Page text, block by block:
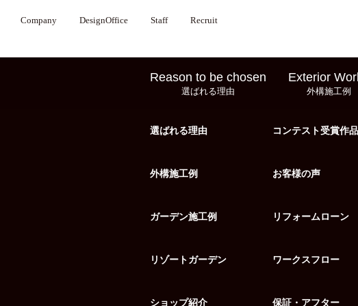
Company DesignOffice Staff Recruit
Reason to be chosen
選ばれる理由
Exterior
外構施工例
選ばれる理由
外構施工例
ガーデン施工例
リゾートガーデン
ショップ紹介
コンテスト受賞作品
お客様の声
リフォームローン
ワークスフロー
保証・アフター